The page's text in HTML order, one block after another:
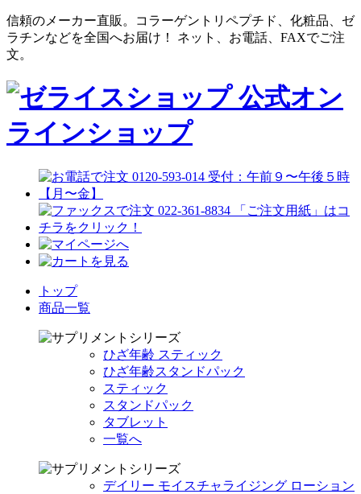
信頼のメーカー直販。コラーゲントリペプチド、化粧品、ゼ
ラチンなどを全国へお届け！ ネット、お電話、FAXでご注
文。
トップ
商品一覧
ひざ年齢 スティック
ひざ年齢スタンドパック
スティック
スタンドパック
タブレット
一覧へ
デイリー モイスチャライジング ローション